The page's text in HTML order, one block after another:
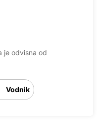
je odvisna od
Vodnik